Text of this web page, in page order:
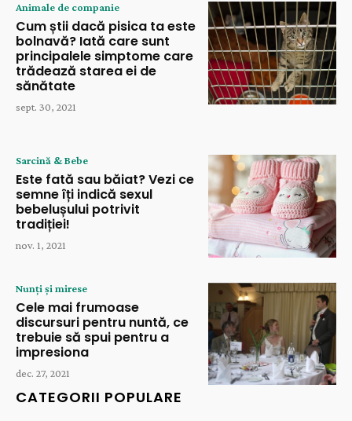
Animale de companie
Cum știi dacă pisica ta este
bolnavă? Iată care sunt
principalele simptome care
trădează starea ei de
sănătate
sept. 30, 2021
Sarcină & Bebe
Este fată sau băiat? Vezi ce
semne îți indică sexul
bebelușului potrivit
tradiției!
nov. 1, 2021
Nunți și mirese
Cele mai frumoase
discursuri pentru nuntă, ce
trebuie să spui pentru a
impresiona
dec. 27, 2021
CATEGORII POPULARE